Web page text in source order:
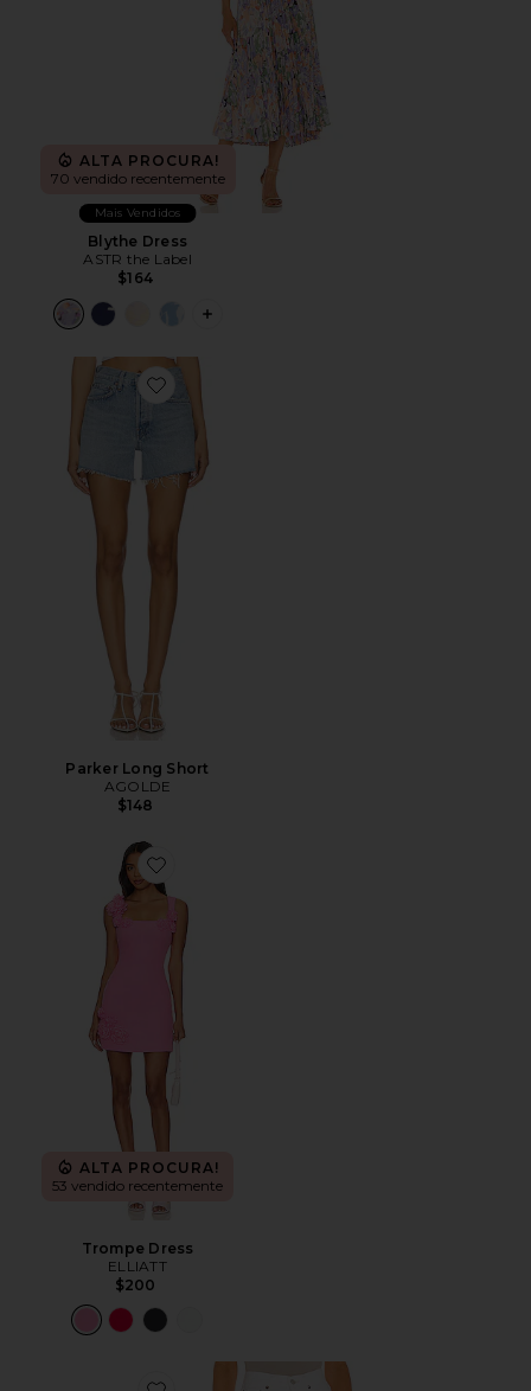
ALTA PROCURA!
70 vendido recentemente
Mais Vendidos
Blythe Dress
ASTR the Label
$164
PLUS ICON TO SEE MORE OPTIONS
Favorite Parker Long Short
Parker Long Short
AGOLDE
$148
Favorite Trompe Dress
ALTA PROCURA!
53 vendido recentemente
Trompe Dress
ELLIATT
$200